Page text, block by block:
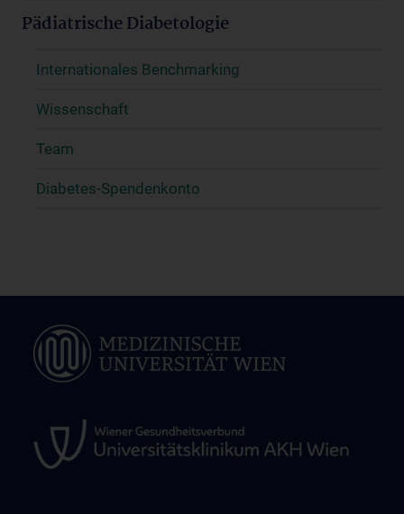
Pädiatrische Diabetologie
Internationales Benchmarking
Wissenschaft
Team
Diabetes-Spendenkonto